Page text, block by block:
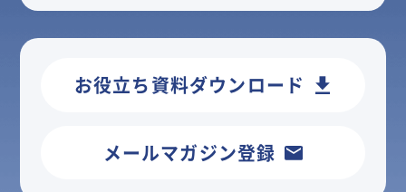
お役立ち資料ダウンロード
メールマガジン登録